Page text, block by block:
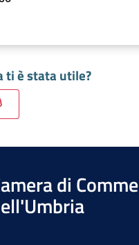
ti è stata utile?
di